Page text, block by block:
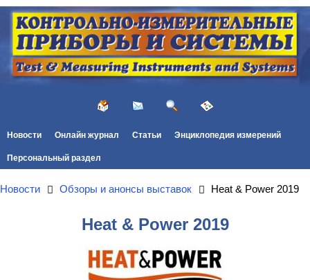
Новости Онлайн журнал Статьи Энциклопедия измерений
Персональный раздел
Новости Обзоры и анонсы выставок Heat & Power 2019
Heat & Power 2019